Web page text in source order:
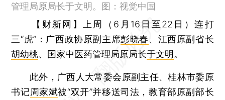
管理局原局长于文明。图：视觉中国
【财新网】
上周（6月16日至22日）连打
三“虎”：广西政协原副主席彭晓春、江西原副省长
胡幼桃、国家中医药管理局原局长于文明 。
此外，广西人大常委会原副主任、桂林市委原
书记周家斌被“双开”并移送司法，教育部原副部长